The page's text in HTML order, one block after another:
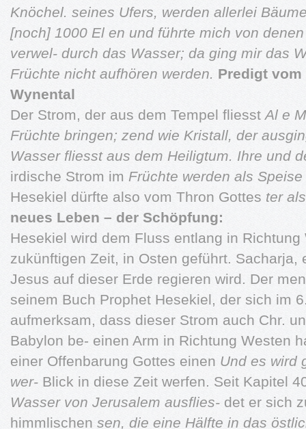
Knöchel. seines Ufers, werden allerlei
[noch] 1000 El en und führte mich von
verwel- durch das Wasser; da ging mir das
Früchte nicht aufhören werden. Predigt vom
Wynental
Der Strom, der aus dem Tempel fliesst Al e
Früchte bringen; zend wie Kristall, der
Wasser fliesst aus dem Heiligtum. Ihre und
irdische Strom im Früchte werden als
Hesekiel dürfte also vom Thron Gottes ter
neues Leben – der Schöpfung:
Hesekiel wird dem Fluss entlang in
zukünftigen Zeit, in Osten geführt. Sacharja,
Jesus auf dieser Erde regieren wird. Der
seinem Buch Prophet Hesekiel, der sich im
aufmerksam, dass dieser Strom auch Chr.
Babylon be- einen Arm in Richtung Westen
einer Offenbarung Gottes einen Und es wird
wer- Blick in diese Zeit werfen. Seit Kapitel
Wasser von Jerusalem ausflies- det er sich
himmlischen sen, die eine Hälfte in das